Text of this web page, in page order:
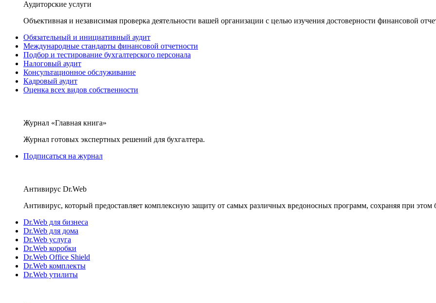
Аудиторские услуги
Объективная и независимая проверка деятельности вашей организации с целью изучения достоверности финансовой
Обязательный и инициативный аудит
Международные стандарты финансовой отчетности
Подбор и тестирование бухгалтерского персонала
Налоговый аудит
Консультационное обслуживание
Кадровый аудит
Оценка всех видов собственности
Журнал «Главная книга»
Журнал готовых экспертных решений для бухгалтера.
Подписаться на журнал
Антивирус Dr.Web
Антивирус, который предоставляет комплексную защиту от самых различных вредоносных программ, сохраняя при этом
Dr.Web для бизнеса
Dr.Web для дома
Dr.Web услуга
Dr.Web коробки
Dr.Web Office Shield
Dr.Web комплекты
Dr.Web утилиты